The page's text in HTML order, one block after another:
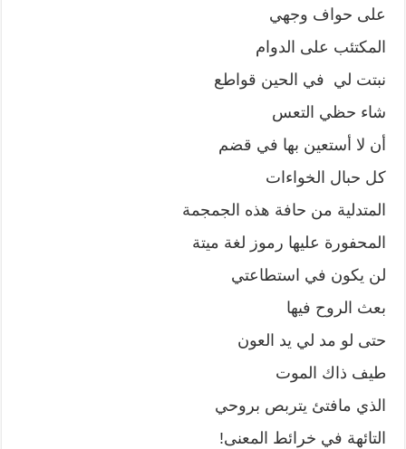
على حواف وجهي
المكتئب على الدوام
نبتت لي في الحين قواطع
شاء حظي التعس
أن ﻻ أستعين بها في قضم
كل حبال الخواءات
المتدلية من حافة هذه الجمجمة
المحفورة عليها رموز لغة ميتة
لن يكون في استطاعتي
بعث الروح فيها
حتى لو مد لي يد العون
طيف ذاك الموت
الذي مافتئ يتربص بروحي
التائهة في خرائط المعنى!